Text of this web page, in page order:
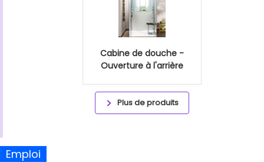
Cabine de douche -
Ouverture à l'arrière
Plus de produits
Emploi